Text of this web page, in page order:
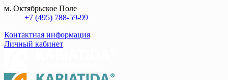
м. Октябрьское Поле
+7 (495) 788-59-99
Контактная информация
Личный кабинет